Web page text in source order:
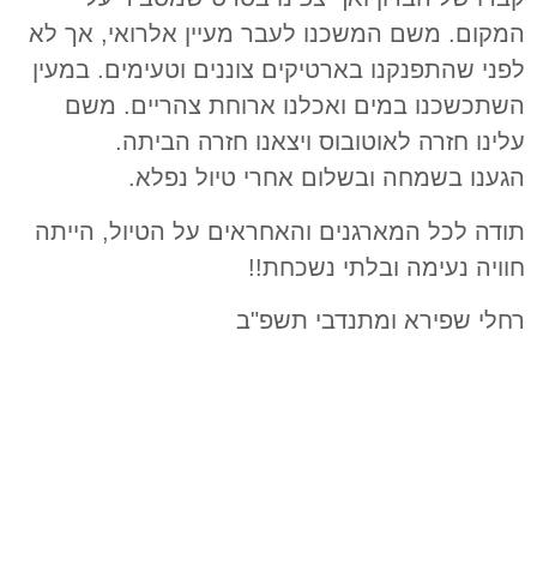
המקום. משם המשכנו לעבר מעיין אלרואי, אך לא
לפני שהתפנקנו בארטיקים צוננים וטעימים. במעין
השתכשכנו במים ואכלנו ארוחת צהריים. משם
עלינו חזרה לאוטובוס ויצאנו חזרה הביתה.
הגענו בשמחה ובשלום אחרי טיול נפלא.
תודה לכל המארגנים והאחראים על הטיול, הייתה
חוויה נעימה ובלתי נשכחת!!
רחלי שפירא ומתנדבי תשפ"ב